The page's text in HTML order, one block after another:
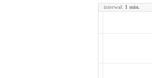
interwał: 1 min.